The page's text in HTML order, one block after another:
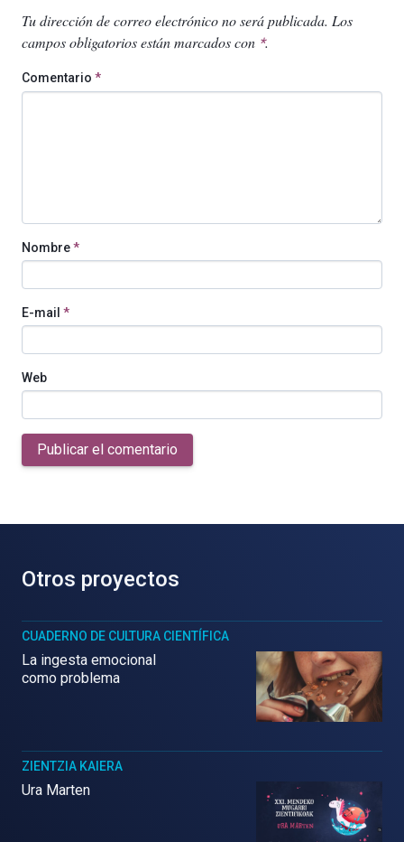
Tu dirección de correo electrónico no será publicada. Los
campos obligatorios están marcados con *.
Comentario *
Nombre*
E-mail *
Web
Publicar el comentario
Otros proyectos
CUADERNO DE CULTURA CIENTÍFICA
La ingesta emocional
como problema
ZIENTZIA KAIERA
Ura Marten